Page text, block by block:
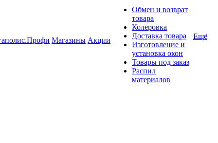
Магазины Акции
Обмен и возврат
товара
Колеровка
Доставка товара
Изготовление и
установка окон
Товары под заказ
Распил
материалов
Ещё